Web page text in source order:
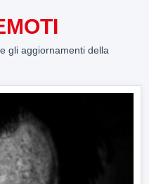
gli aggiornamenti della